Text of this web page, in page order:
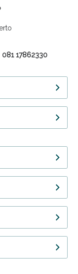
081 17862330